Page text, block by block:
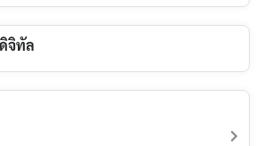
จิทัล